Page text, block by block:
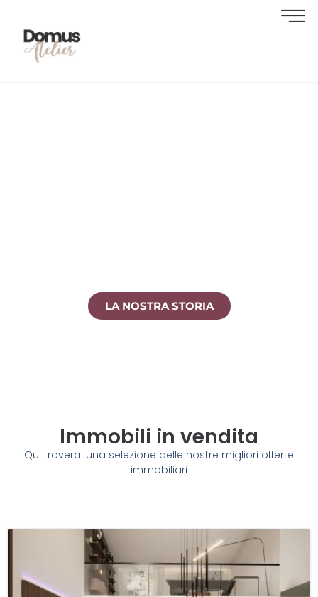
LA NOSTRA STORIA
Immobili in vendita
Qui troverai una selezione delle nostre migliori offerte
immobiliari